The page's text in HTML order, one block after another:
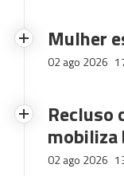
Mulher
02 ago 2026
Recluso
mobiliza
02 ago 2026